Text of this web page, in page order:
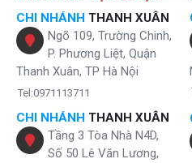
Cây nước 2 vòi
CHI NHÁNH THANH XUÂN
Ngõ 109, Trường Chinh,
P. Phương Liệt, Quận
Thanh Xuân, TP Hà Nội
Tel:0971113711
CHI NHÁNH THANH XUÂN
Tầng 3 Tòa Nhà N4D,
Số 50 Lê Văn Lương,